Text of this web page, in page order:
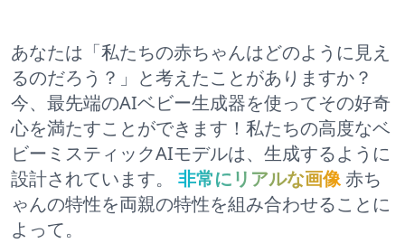
あなたは「私たちの赤ちゃんはどのように見え
るのだろう？」と考えたことがありますか？
今、最先端のAIベビー生成器を使ってその好奇
心を満たすことができます！私たちの高度なベ
ビーミスティックAIモデルは、生成するように
設計されています。 非常にリアルな画像赤ち
ゃんの特性を両親の特性を組み合わせることに
よって。